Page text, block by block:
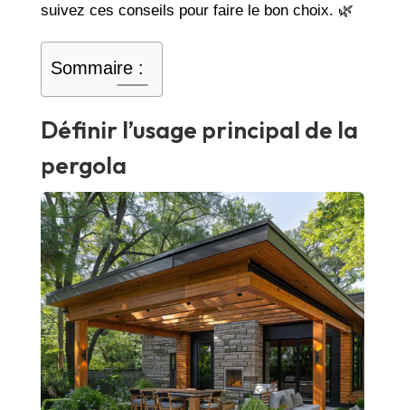
suivez ces conseils pour faire le bon choix. 🌿
Sommaire :
Définir l’usage principal de la
pergola